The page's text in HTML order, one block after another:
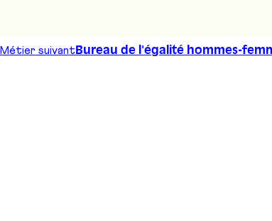
Métier suivant Bureau de l'égalité hommes-